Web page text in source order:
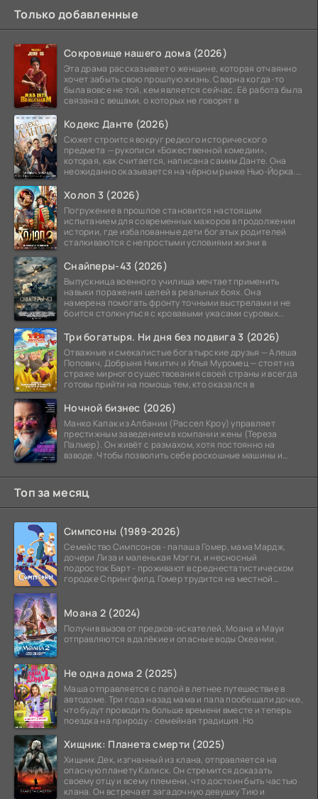
Только добавленные
Сокровище нашего дома (2026)
Эта драма рассказывает о женщине, которая отчаянно
хочет забыть свою прошлую жизнь. Сварна когда-то
была вовсе не той, кем является сейчас. Её работа была
связана с вещами, о которых не говорят в
Кодекс Данте (2026)
Сюжет строится вокруг редкого исторического
предмета — рукописи «Божественной комедии»,
которая, как считается, написана самим Данте. Она
неожиданно оказывается на чёрном рынке Нью-Йорка.
Холоп 3 (2026)
Погружение в прошлое становится настоящим
испытанием для современных мажоров в продолжении
истории, где избалованные дети богатых родителей
сталкиваются с непростыми условиями жизни в
Снайперы-43 (2026)
Выпускница военного училища мечтает применить
навыки поражения целей в реальных боях. Она
намерена помогать фронту точными выстрелами и не
боится столкнуться с кровавыми ужасами суровых
Три богатыря. Ни дня без подвига 3 (2026)
Отважные и смекалистые богатырские друзья — Алеша
Попович, Добрыня Никитич и Илья Муромец — стоят на
страже мирного существования своей страны и всегда
готовы прийти на помощь тем, кто оказался в
Ночной бизнес (2026)
Манко Капак из Албании (Рассел Кроу) управляет
престижным заведением в компании жены (Тереза
Палмер). Он живёт с размахом, хотя постоянно на
взводе. Чтобы позволить себе роскошные машины и
Топ за месяц
Симпсоны (1989-2026)
Семейство Симпсонов - папаша Гомер, мама Мардж,
дочери Лиза и маленькая Мэгги, и несносный
подросток Барт - проживают в среднестатистическом
городке Спрингфилд. Гомер трудится на местной
Моана 2 (2024)
Получив вызов от предков-искателей, Моана и Мауи
отправляются в далёкие и опасные воды Океании.
Не одна дома 2 (2025)
Маша отправляется с папой в летнее путешествие в
автодоме. Три года назад мама и папа пообещали дочке,
что будут проводить больше времени вместе и теперь
поездка на природу - семейная традиция. Но
Хищник: Планета смерти (2025)
Хищник Дек, изгнанный из клана, отправляется на
опасную планету Калиск. Он стремится доказать
своему отцу и всему племени, что достоин быть частью
клана. Он встречает загадочную девушку Тию и